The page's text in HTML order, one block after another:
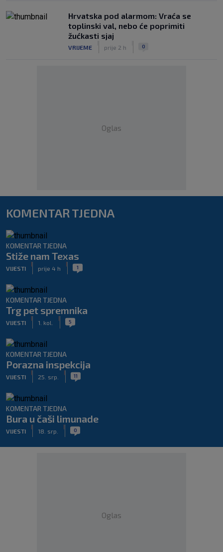
Hrvatska pod alarmom: Vraća se
toplinski val, nebo će poprimiti
žućkasti sjaj
VRIJEME prije 2 h 0
Oglas
KOMENTAR TJEDNA
KOMENTAR TJEDNA
Stiže nam Texas
VIJESTI prije 4 h 1
KOMENTAR TJEDNA
Trg pet spremnika
VIJESTI 1. kol. 5
KOMENTAR TJEDNA
Porazna inspekcija
VIJESTI 25. srp. 11
KOMENTAR TJEDNA
Bura u čaši limunade
VIJESTI 18. srp. 0
Oglas